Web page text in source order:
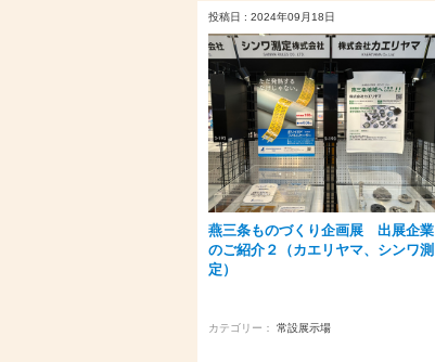
投稿日 : 2024年09月18日
燕三条ものづくり企画展 出展企業
のご紹介２（カエリヤマ、シンワ測
定）
カテゴリー： 常設展示場